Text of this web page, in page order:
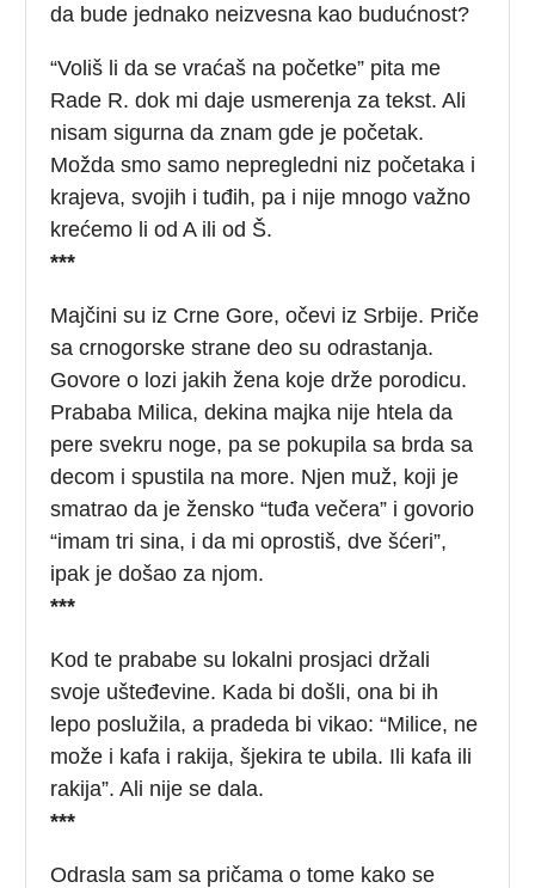
da bude jednako neizvesna kao budućnost?
“Voliš li da se vraćaš na početke” pita me
Rade R. dok mi daje usmerenja za tekst. Ali
nisam sigurna da znam gde je početak.
Možda smo samo nepregledni niz početaka i
krajeva, svojih i tuđih, pa i nije mnogo važno
krećemo li od A ili od Š.
***
Majčini su iz Crne Gore, očevi iz Srbije. Priče
sa crnogorske strane deo su odrastanja.
Govore o lozi jakih žena koje drže porodicu.
Prababa Milica, dekina majka nije htela da
pere svekru noge, pa se pokupila sa brda sa
decom i spustila na more. Njen muž, koji je
smatrao da je žensko “tuđa večera” i govorio
“imam tri sina, i da mi oprostiš, dve šćeri”,
ipak je došao za njom.
***
Kod te prababe su lokalni prosjaci držali
svoje ušteđevine. Kada bi došli, ona bi ih
lepo poslužila, a pradeda bi vikao: “Milice, ne
može i kafa i rakija, šjekira te ubila. Ili kafa ili
rakija”. Ali nije se dala.
***
Odrasla sam sa pričama o tome kako se